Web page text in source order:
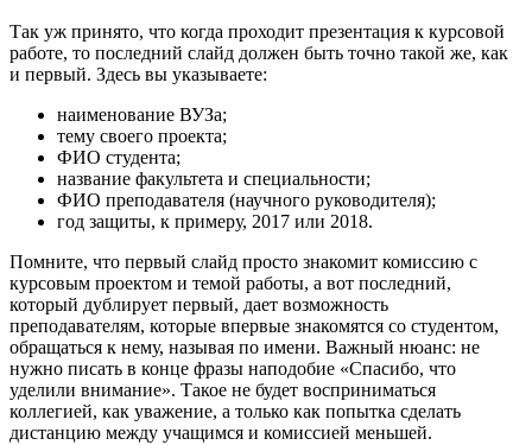
Так уж принято, что когда проходит презентация к курсовой
работе, то последний слайд должен быть точно такой же, как
и первый. Здесь вы указываете:
наименование ВУЗа;
тему своего проекта;
ФИО студента;
название факультета и специальности;
ФИО преподавателя (научного руководителя);
год защиты, к примеру, 2017 или 2018.
Помните, что первый слайд просто знакомит комиссию с
курсовым проектом и темой работы, а вот последний,
который дублирует первый, дает возможность
преподавателям, которые впервые знакомятся со студентом,
обращаться к нему, называя по имени. Важный нюанс: не
нужно писать в конце фразы наподобие «Спасибо, что
уделили внимание». Такое не будет восприниматься
коллегией, как уважение, а только как попытка сделать
дистанцию между учащимся и комиссией меньшей.